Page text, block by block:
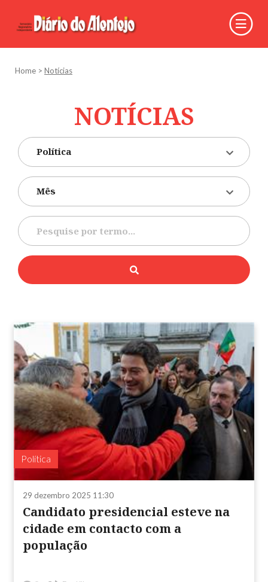
Home > Notícias
NOTÍCIAS
Política
Mês
Política
29 dezembro 2025 11:30
Candidato presidencial esteve na
cidade em contacto com a
população